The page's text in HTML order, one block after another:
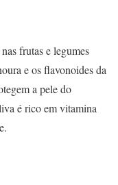
frutas e legumes
e os flavonoides da
a pele do
é rico em vitamina